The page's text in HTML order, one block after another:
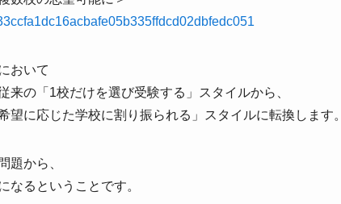
おいて
来の「1校だけを選び受験する」スタイルから、
望に応じた学校に割り振られる」スタイルに転換します。
題から、
なるということです。